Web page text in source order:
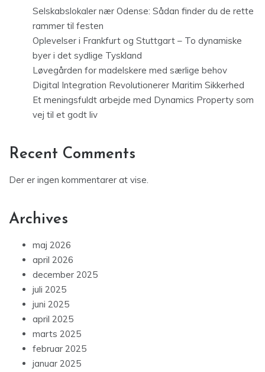
Selskabslokaler nær Odense: Sådan finder du de rette
rammer til festen
Oplevelser i Frankfurt og Stuttgart – To dynamiske
byer i det sydlige Tyskland
Løvegården for madelskere med særlige behov
Digital Integration Revolutionerer Maritim Sikkerhed
Et meningsfuldt arbejde med Dynamics Property som
vej til et godt liv
Recent Comments
Der er ingen kommentarer at vise.
Archives
maj 2026
april 2026
december 2025
juli 2025
juni 2025
april 2025
marts 2025
februar 2025
januar 2025